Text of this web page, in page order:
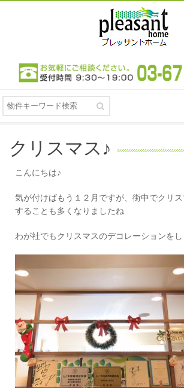
クリスマス♪
こんにちは♪
気が付けばもう１２月ですが、街中でクリ
することも多くなりましたね
わが社でもクリスマスのデコレーションをし